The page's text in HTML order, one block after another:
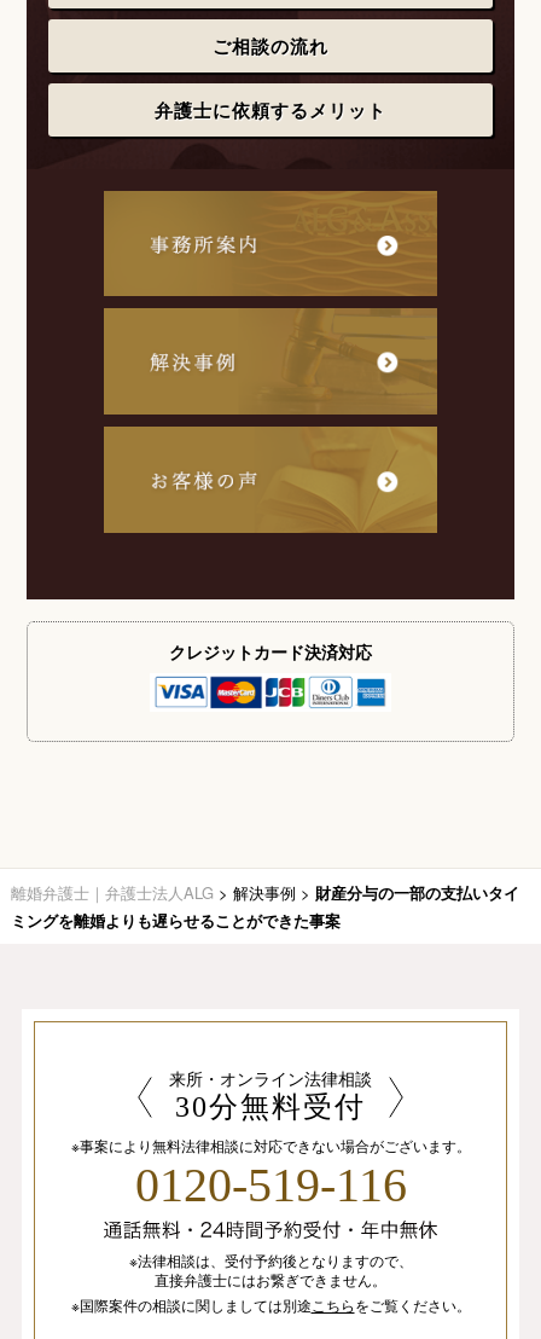
ご相談の流れ
弁護士に依頼するメリット
クレジットカード決済対応
離婚弁護士｜弁護士法人ALG > 解決事例 > 財産分与の一部の支払いタイ
ミングを離婚よりも遅らせることができた事案
来所・オンライン法律相談
30分無料受付
※事案により無料法律相談に対応できない場合がございます。
0120-519-116
※法律相談は、 受付予約後となりますので、
直接弁護士にはお繋ぎできません。
※国際案件の相談に関しましては別途 こちらをご覧ください。